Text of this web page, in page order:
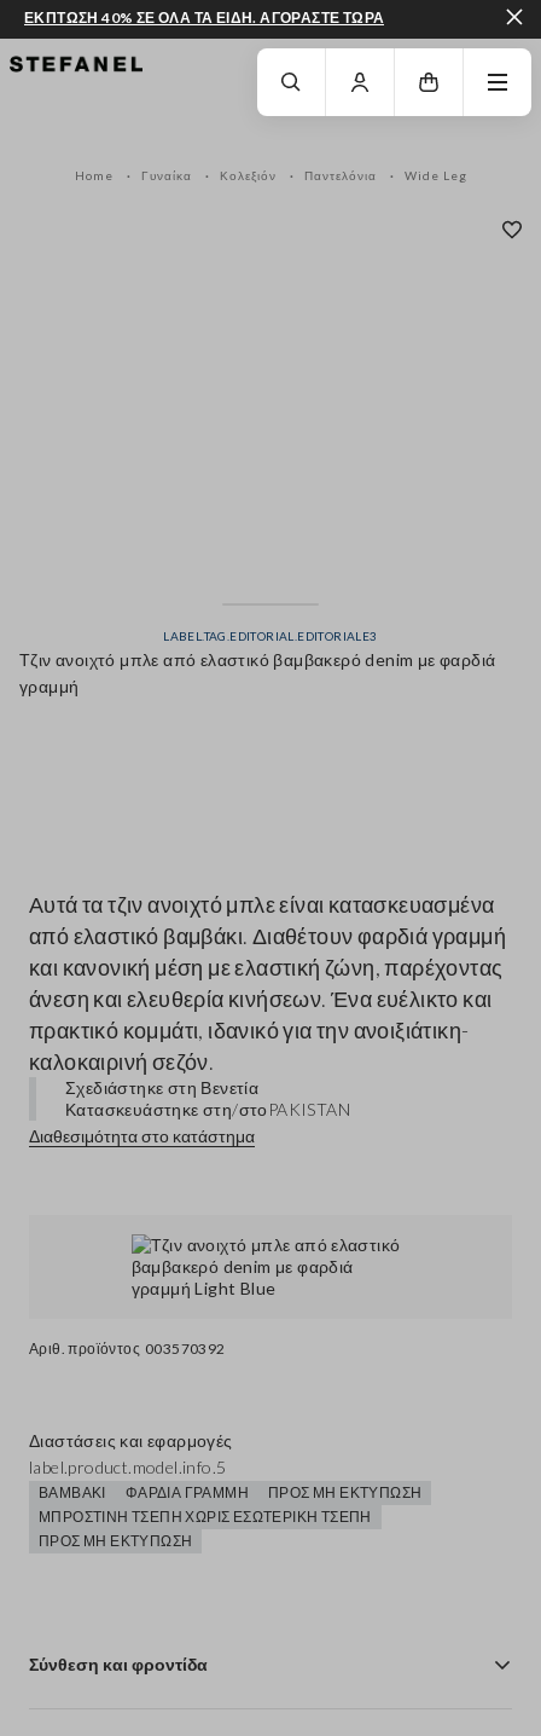
ΜΕΤΆΒΑΣΗ ΣΤΟ ΚΎΡΙΟ ΠΕΡΙΕΧΌΜΕΝΟΚΑΤΕΒΕΊΤΕ ΣΤΟ ΚΆΤΩ ΜΈΡΟΣ
ΕΚΠΤΩΣΗ 40% ΣΕ ΟΛΑ ΤΑ ΕΙΔΗ. ΑΓΟΡΑΣΤΕ ΤΩΡΑ
Home Γυναίκα Κολεξιόν Παντελόνια Wide Leg
LABEL.TAG.EDITORIAL.EDITORIALE3
Τζιν ανοιχτό μπλε από ελαστικό βαμβακερό denim με φαρδιά
γραμμή
Αριθ. προϊόντος 003570392
Αυτά τα τζιν ανοιχτό μπλε είναι κατασκευασμένα
από ελαστικό βαμβάκι. Διαθέτουν φαρδιά γραμμή
και κανονική μέση με ελαστική ζώνη, παρέχοντας
άνεση και ελευθερία κινήσεων. Ένα ευέλικτο και
πρακτικό κομμάτι, ιδανικό για την ανοιξιάτικη-
καλοκαιρινή σεζόν.
Σχεδιάστηκε στη Βενετία
Κατασκευάστηκε στη/στοPAKISTAN
Διαθεσιμότητα στο κατάστημα
Διαστάσεις και εφαρμογές
label.product.model.info.5
ΒΑΜΒΆΚΙ ΦΑΡΔΙΆ ΓΡΑΜΜΉ
ΠΡΟΣ ΜΗ ΕΚΤΎΠΩΣΗ
ΜΠΡΟΣΤΙΝΉ ΤΣΈΠΗ ΧΩΡΊΣ ΕΣΩΤΕΡΙΚΉ ΤΣΈΠΗ
ΠΡΟΣ ΜΗ ΕΚΤΎΠΩΣΗ
Σύνθεση και φροντίδα